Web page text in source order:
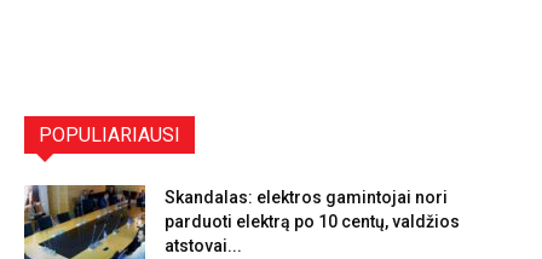
POPULIARIAUSI
Skandalas: elektros gamintojai nori
parduoti elektrą po 10 centų, valdžios
atstovai...